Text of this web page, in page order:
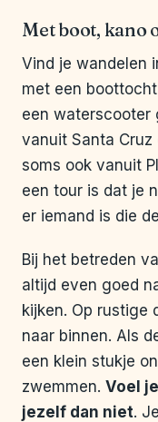
Met boot, kano
Vind je wandelen
met een
een waterscooter
vanuit Santa
soms ook vanuit
een tour is dat je
er iemand is die
Bij het betreden
altijd even goed
kijken. Op rustige
naar binnen. Als
een klein stukje
zwemmen. Voel
jezelf dan niet.